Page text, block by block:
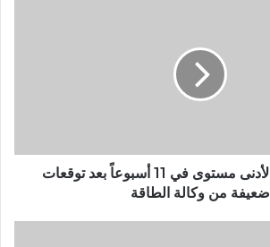
النفط يهبط 1% لأدنى مستوى في 11 أسبوعاً بعد توقعات
ضعيفة من وكالة الطاقة